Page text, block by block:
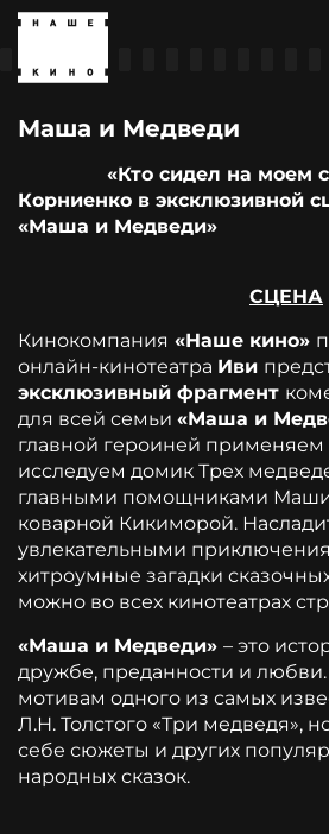
Маша и Медведи
«Кто сидел на моем
Корниенко в эксклюзивной
«Маша и Медведи»
СЦЕНА
Кинокомпания «Наше кино»
онлайн-кинотеатра Иви
эксклюзивный фрагмент
для всей семьи «Маша и
главной героиней
исследуем домик Трех
главными помощниками
коварной Кикиморой.
увлекательными
хитроумные загадки
можно во всех кинотеатрах
«Маша и Медведи» – это
дружбе, преданности и
мотивам одного из самых
Л.Н. Толстого «Три медведя»,
себе сюжеты и других
народных сказок.